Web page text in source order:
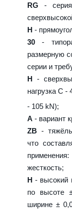
RG -
H -
30 -
размерную
серии и
H -
нагрузка C -
- 105 kN);
A - вариант
ZB -
что
жесткость;
H - высокий
по высоте
ширине ±